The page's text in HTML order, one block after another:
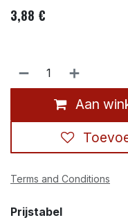
3,88 €
Aan
Terms and Conditions
Prijstabel